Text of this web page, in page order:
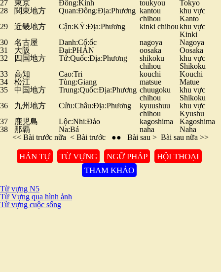
27
東京 Đông:Kinh toukyou
Tokyo
28
関東地方 Quan:Đông:Địa:Phương kantou
chihou
khu vực
Kanto
29
近畿地方 Cận:KỲ:Địa:Phương kinki chihoukhu vực
Kinki
30
名古屋 Danh:Cổ:ốc nagoya
Nagoya
31
大阪 Đại:PHẢN oosaka
Oosaka
32
四国地方 Tứ:Quốc:Địa:Phương
shikoku
chihou
khu vực
Shikoku
33
高知 Cao:Tri kouchi
Kouchi
34
松江 Tùng:Giang matsue
Matue
35
中国地方 Trung:Quốc:Địa:Phương chuugoku
chihou
khu vực
Shikoku
36
九州地方 Cửu:Châu:Địa:Phương
kyuushuu
chihou
khu vực
Kyushu
37
鹿児島 Lộc:Nhi:Đảo kagoshima
Kagoshima
38
那覇 Na:Bá naha
Naha
<< Bài trước nữa < Bài trước ●● Bài sau > Bài sau nữa >>
HÁN TỰ TỪ VỰNG NGỮ PHÁP
HỘI THOẠI
THAM KHẢO
Từ vựng N5
Từ Vựng qua hình ảnh
Từ vựng cuộc sống